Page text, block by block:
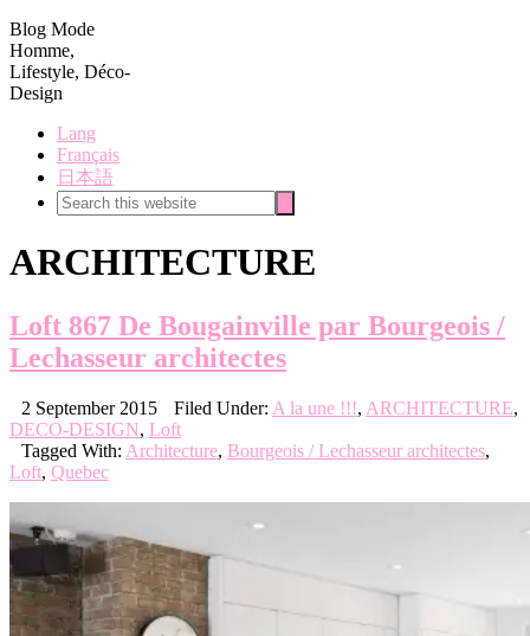
Blog Mode
Homme,
Lifestyle, Déco-
Design
Lang
Français
日本語
Search
this
ARCHITECTURE
Loft 867 De Bougainville par Bourgeois /
Lechasseur architectes
2 September 2015 Filed Under: A la une !!!, ARCHITECTURE,
DECO-DESIGN, Loft
Tagged With: Architecture, Bourgeois / Lechasseur architectes,
Loft, Quebec